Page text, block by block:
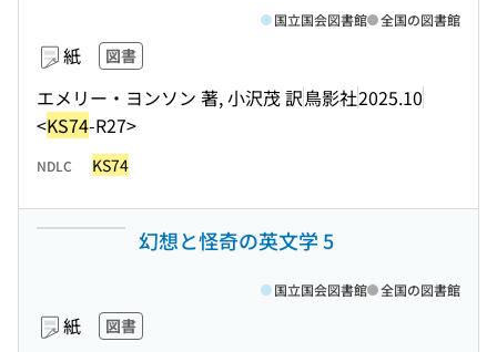
紙 図書
エメリー・ヨンソン 著, 小沢茂 訳鳥影社2025.10
<KS74-R27>
国立国会図書館 全国の図書館
NDLC KS74
幻想と怪奇の英文学 5
紙 図書
国立国会図書館 全国の図書館